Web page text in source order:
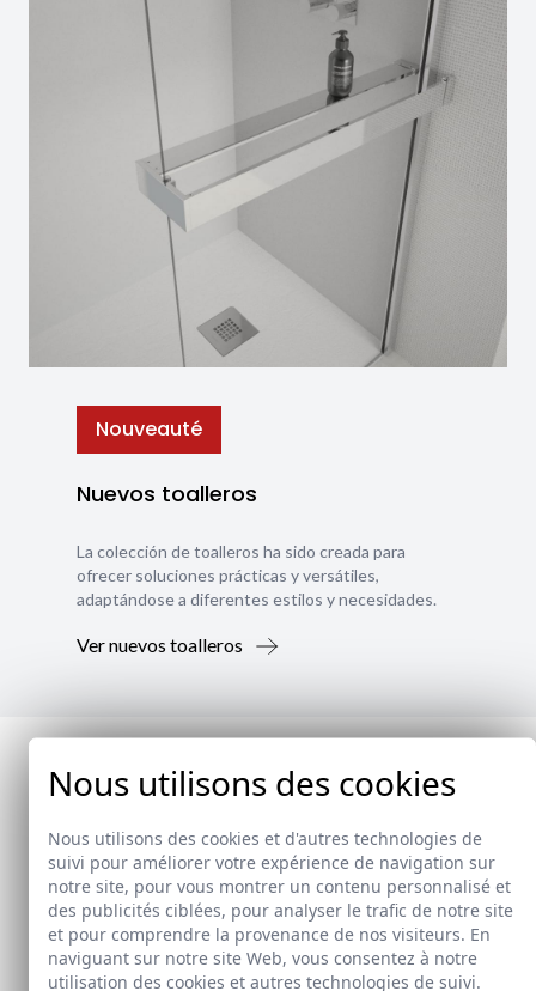
Nouveauté
Nuevos toalleros
La colección de toalleros ha sido creada para
ofrecer soluciones prácticas y versátiles,
adaptándose a diferentes estilos y necesidades.
Ver nuevos toalleros
Nous utilisons des cookies
Nous utilisons des cookies et d'autres technologies de
suivi pour améliorer votre expérience de navigation sur
notre site, pour vous montrer un contenu personnalisé et
des publicités ciblées, pour analyser le trafic de notre site
et pour comprendre la provenance de nos visiteurs. En
naviguant sur notre site Web, vous consentez à notre
utilisation des cookies et autres technologies de suivi.